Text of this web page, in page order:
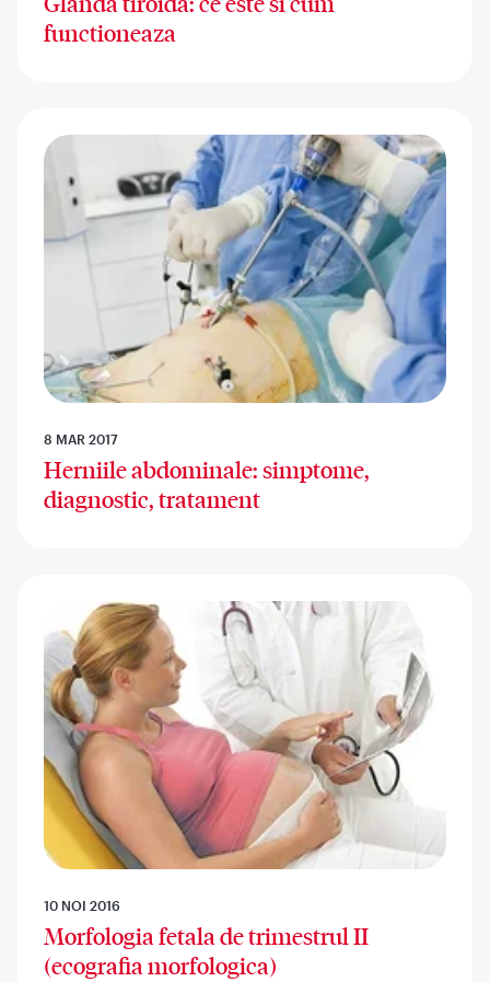
functioneaza
8 MAR 2017
Herniile abdominale: simptome,
diagnostic, tratament
10 NOI 2016
Morfologia fetala de trimestrul II
(ecografia morfologica)